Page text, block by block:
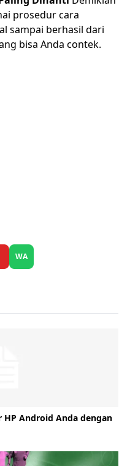
prosedurcara
sampai berhasil dari
bisa Anda contek.
WA
HP Android Anda dengan